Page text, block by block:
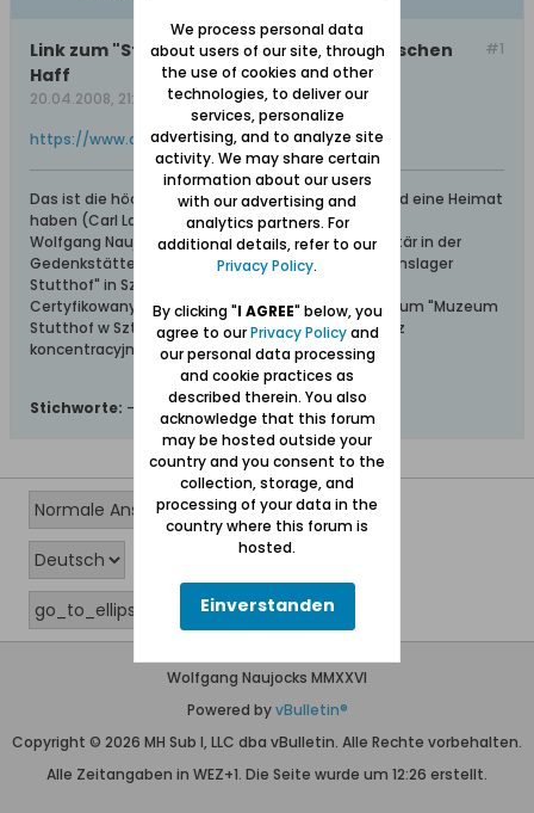
#1
Link zum "Streiflicht": Frischer Aal am Frischen
Haff
20.04.2008, 21:04
https://www.danzig.de/showthread.php?t=1031
Das ist die höchste aller Gaben: Geborgen sein und eine Heimat
haben (Carl Lange)
Wolfgang Naujocks: Zertifizierter Führer und Volontär in der
Gedenkstätte/Museum "Deutsches Konzentrationslager
Stutthof" in Sztutowo
Certyfikowany przewodnik i wolontariusz po muzeum "Muzeum
Stutthof w Sztutowie - Niemiecki nazistowski obóz
koncentracyjny i zagłady"
Stichworte: -
Wolfgang Naujocks MMXXVI
Powered byvBulletin®
Copyright © 2026 MH Sub I, LLC dba vBulletin. Alle Rechte vorbehalten.
Alle Zeitangaben in WEZ+1. Die Seite wurde um 12:26 erstellt.
We process personal data
about users of our site, through
the use of cookies and other
technologies, to deliver our
services, personalize
advertising, and to analyze site
activity. We may share certain
information about our users
with our advertising and
analytics partners. For
additional details, refer to our
Privacy Policy.
By clicking "I AGREE" below, you
agree to ourPrivacy Policyand
our personal data processing
and cookie practices as
described therein. You also
acknowledge that this forum
may be hosted outside your
country and you consent to the
collection, storage, and
processing of your data in the
country where this forum is
hosted.
Einverstanden